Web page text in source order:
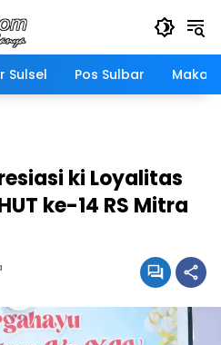
Sulsel Pos Sulbar
ki Loyalitas
ke-14 RS Mitra